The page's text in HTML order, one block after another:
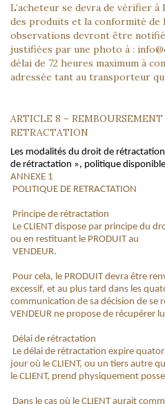
L’acheteur se devra de vérifier
des produits et la conformité de
observations devront être
justifiées par une photo à :
délai de 72 heures maximum à
adressée tant au transporteur
ARTICLE 8 –
RETRACTATION
Les modalités du droit de
de rétractation », politique
ANNEXE 1
POLITIQUE DE RETRACTATION
Principe de rétractation
Le CLIENT dispose par principe du
ou en restituant le PRODUIT au
VENDEUR.
Pour cela, le PRODUIT devra être
excessif, et au plus tard dans les
communication de sa décision de se
VENDEUR ne propose de récupérer
Délai de rétractation
Le délai de rétractation expire
jour où le CLIENT, ou un tiers autre
le CLIENT, prend physiquement
Dans le cas où le CLIENT aurait